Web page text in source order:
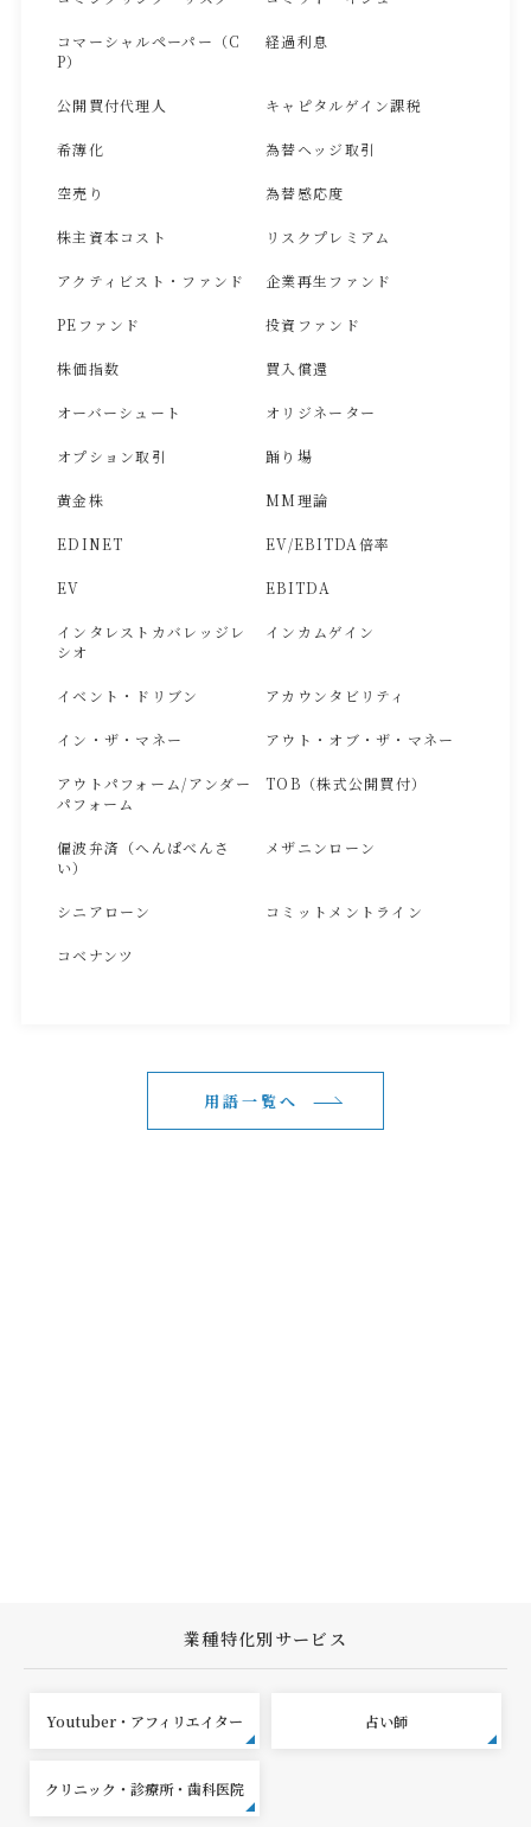
コマーシャルペーパー（C
P）
経過利息
公開買付代理人 キャピタルゲイン課税
希薄化 為替ヘッジ取引
空売り 為替感応度
株主資本コスト リスクプレミアム
アクティビスト・ファンド 企業再生ファンド
PEファンド 投資ファンド
株価指数 買入償還
オーバーシュート オリジネーター
オプション取引 踊り場
黄金株 MM理論
EDINET EV/EBITDA倍率
EV EBITDA
インタレストカバレッジレ
シオ
インカムゲイン
イベント・ドリブン アカウンタビリティ
イン・ザ・マネー アウト・オブ・ザ・マネー
アウトパフォーム/アンダー
パフォーム
TOB（株式公開買付）
偏波弁済（へんぱべんさ
い）
メザニンローン
シニアローン コミットメントライン
コベナンツ
用語一覧へ
業種特化別サービス
Youtuber・アフィリエイター 占い師
クリニック・診療所・歯科医院